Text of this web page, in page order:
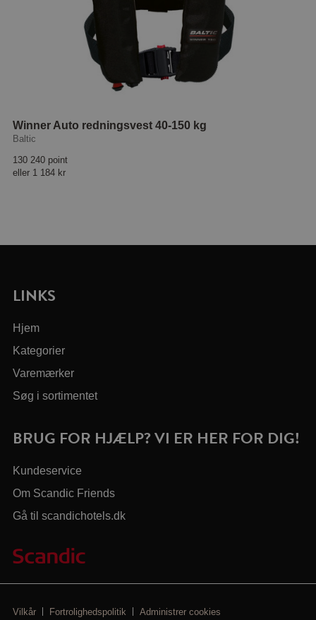
Winner Auto redningsvest 40-150 kg
Baltic
130 240 point
eller 1 184 kr
LINKS
Hjem
Kategorier
Varemærker
Søg i sortimentet
BRUG FOR HJÆLP? VI ER HER FOR DIG!
Kundeservice
Om Scandic Friends
Gå til scandichotels.dk
Vilkår Fortrolighedspolitik Administrer cookies